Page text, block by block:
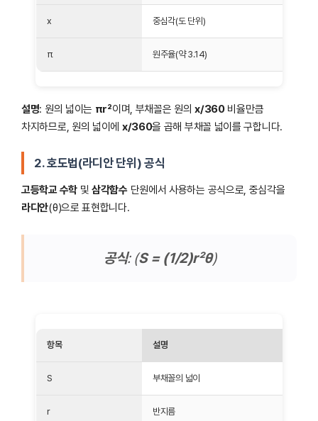
x 중심각(도 단위)
π 원주율(약 3.14)
설명: 원의 넓이는 πr²이며, 부채꼴은 원의x/360비율만큼
차지하므로, 원의 넓이에 x/360을 곱해 부채꼴 넓이를 구합니다.
2. 호도법(라디안 단위) 공식
고등학교 수학및삼각함수단원에서 사용하는 공식으로, 중심각을
라디안(θ)으로 표현합니다.
공식: (S = (1/2)r²θ)
항목 설명
S 부채꼴의 넓이
r 반지름